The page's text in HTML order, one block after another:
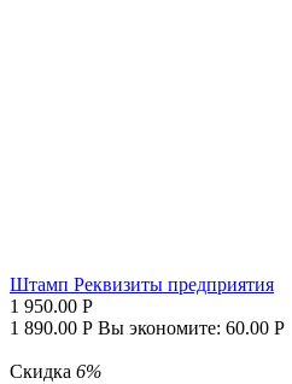
Штамп Реквизиты предприятия
1 950.00 Р
1 890.00 Р Вы экономите: 60.00 Р
Скидка 6%